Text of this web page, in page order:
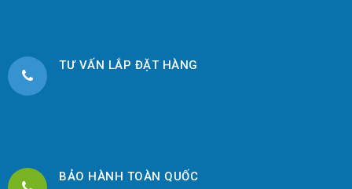
TƯ VẤN LẮP ĐẶT HÀNG
BẢO HÀNH TOÀN QUỐC